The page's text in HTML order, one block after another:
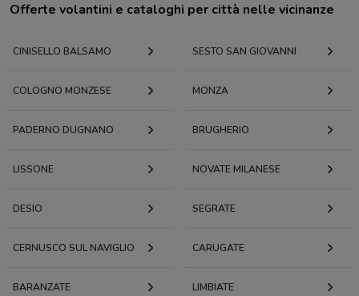
Offerte volantini e cataloghi per città nelle vicinanze
CINISELLO BALSAMO SESTO SAN GIOVANNI
COLOGNO MONZESE MONZA
PADERNO DUGNANO BRUGHERIO
LISSONE NOVATE MILANESE
DESIO SEGRATE
CERNUSCO SUL NAVIGLIO CARUGATE
BARANZATE LIMBIATE